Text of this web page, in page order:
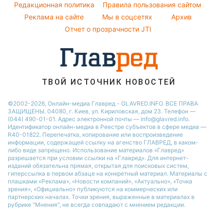
Алла Пугачева
Максим Галкин
Виталий Козловский
Советы от Андре Тана
Народные приметы
Все о шоу-бизнесе
Редакционная политика
Правила пользования сайтом
Реклама на сайте
Мы в соцсетях
Архив
Отчет о прозрачности JTI
ТВОЙ ИСТОЧНИК НОВОСТЕЙ
©2002-2026, Онлайн-медиа Главред - GLAVRED.INFO. ВСЕ ПРАВА
ЗАЩИЩЕНЫ. 04080, г. Киев, ул. Кириловская, дом 23. Телефон —
(044) 490-01-01. Адрес электронной почты — info@glavred.info.
Идентификатор онлайн-медиа в Реестре cубъектов в сфере медиа —
R40-01822. Перепечатка, копирование или воспроизведение
информации, содержащей ссылку на агенство ГЛАВРЕД, в каком-
либо виде запрещено. Использование материалов «Главред»
разрешается при условии ссылки на «Главред». Для интернет-
изданий обязательна прямая, открытая для поисковых систем,
гиперссылка в первом абзаце на конкретный материал. Материалы с
плашками «Реклама», «Новости компаний», «Актуально», «Точка
зрения», «Официально» публикуются на коммерческих или
партнерских началах. Точки зрения, выраженные в материалах в
рубрике "Мнения", не всегда совпадают с мнением редакции.